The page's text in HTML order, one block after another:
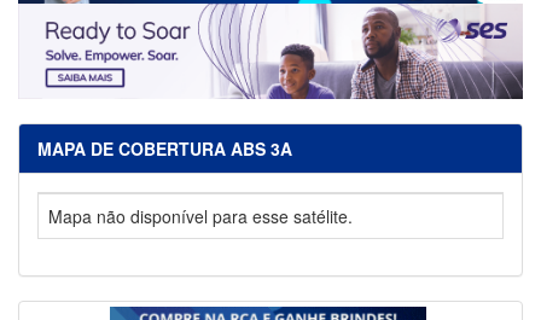
MAPA DE COBERTURA ABS 3A
Mapa não disponível para esse satélite.